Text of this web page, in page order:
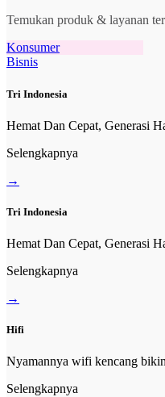
Temukan produk & layanan
Konsumer
Bisnis
Tri Indonesia
Hemat Dan Cepat, Generasi
Selengkapnya
→
Tri Indonesia
Hemat Dan Cepat, Generasi
Selengkapnya
→
Hifi
Nyamannya wifi kencang
Selengkapnya